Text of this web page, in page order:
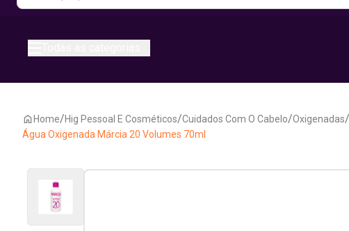
Home/Hig Pessoal E Cosméticos/Cuidados Com O Cabelo/Oxigenadas/
Água Oxigenada Márcia 20 Volumes 70ml